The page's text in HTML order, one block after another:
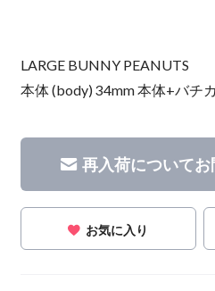
LARGE BUNNY PEANUTS
本体 (body) 34mm 本体+バチ
再入荷について
お気に入り